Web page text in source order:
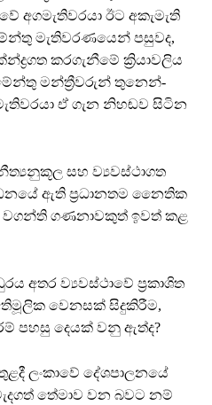
අගමැතිවරයා ඊට අකැමැති
මැතිවරණයෙන් පසුවද,
කරගැනීමේ ක්‍රියාවලිය
මන්ත්‍රීවරුන් තුනෙන්-
ඒ ගැන නිහඬව සිටින
සහ ව්‍යවස්ථාගත
ඇති ප්‍රධානතම නෛතික
වගන්ති ගණනාවකුත් ඉවත් කළ
අතර ව්‍යවස්ථාවේ ප්‍රකාශිත
වෙනසක් සිදුකිරීම,
පහසු දෙයක් වනු ඇත්ද?
ලංකාවේ දේශපාලනයේ
තේමාව වන බවට නම්